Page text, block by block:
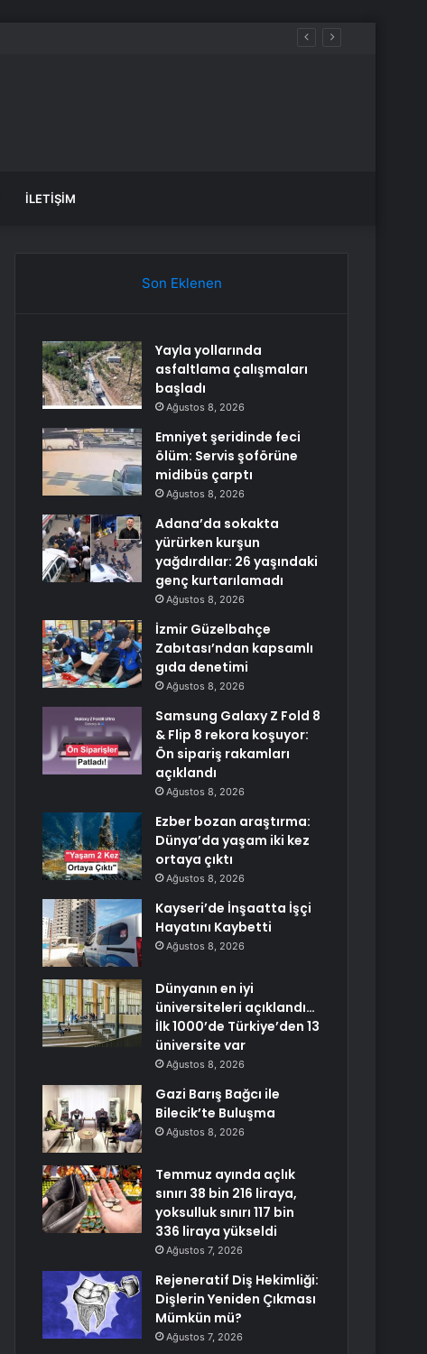
İLETIŞIM
Son Eklenen
Yayla yollarında
asfaltlama çalışmaları
başladı
Ağustos 8, 2026
Emniyet şeridinde feci
ölüm: Servis şoförüne
midibüs çarptı
Ağustos 8, 2026
Adana’da sokakta
yürürken kurşun
yağdırdılar: 26 yaşındaki
genç kurtarılamadı
Ağustos 8, 2026
İzmir Güzelbahçe
Zabıtası’ndan kapsamlı
gıda denetimi
Ağustos 8, 2026
Samsung Galaxy Z Fold 8
& Flip 8 rekora koşuyor:
Ön sipariş rakamları
açıklandı
Ağustos 8, 2026
Ezber bozan araştırma:
Dünya’da yaşam iki kez
ortaya çıktı
Ağustos 8, 2026
Kayseri’de İnşaatta İşçi
Hayatını Kaybetti
Ağustos 8, 2026
Dünyanın en iyi
üniversiteleri açıklandı…
İlk 1000’de Türkiye’den 13
üniversite var
Ağustos 8, 2026
Gazi Barış Bağcı ile
Bilecik’te Buluşma
Ağustos 8, 2026
Temmuz ayında açlık
sınırı 38 bin 216 liraya,
yoksulluk sınırı 117 bin
336 liraya yükseldi
Ağustos 7, 2026
Rejeneratif Diş Hekimliği:
Dişlerin Yeniden Çıkması
Mümkün mü?
Ağustos 7, 2026